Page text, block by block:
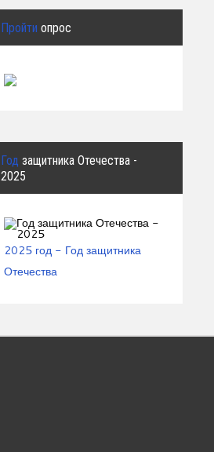
Пройти опрос
Год защитника Отечества -
2025
2025 год - Год защитника
Отечества